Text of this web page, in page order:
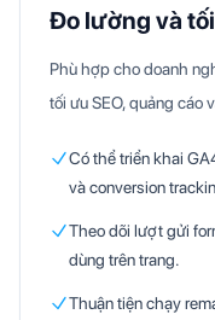
Đo lường và
Phù hợp cho doanh
tối ưu SEO, quảng cáo
Có thể triển khai
và conversion
Theo dõi lượt gửi
dùng trên trang.
Thuận tiện chạy